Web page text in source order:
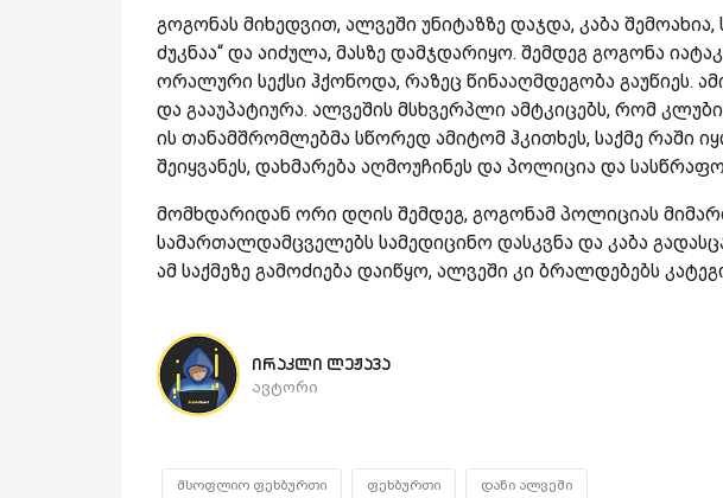
გოგონას მიხედვით, ალვეში უნიტაზზე დაჯდა, კაბა
ძუკნაა“ და აიძულა, მასზე დამჯდარიყო. შემდეგ გოგონა
ორალური სექსი ჰქონოდა, რაზეც წინააღმდეგობა გაუწიეს.
და გააუპატიურა. ალვეშის მსხვერპლი ამტკიცებს, რომ
ის თანამშრომლებმა სწორედ ამიტომ ჰკითხეს, საქმე რაში
შეიყვანეს, დახმარება აღმოუჩინეს და პოლიცია და
მომხდარიდან ორი დღის შემდეგ, გოგონამ პოლიციას
სამართალდამცველებს სამედიცინო დასკვნა და კაბა
ამ საქმეზე გამოძიება დაიწყო, ალვეში კი ბრალდებებს
ირაკლი ლეჟავა
ავტორი
მსოფლიო ფეხბურთი ფეხბურთი დანი ალვეში